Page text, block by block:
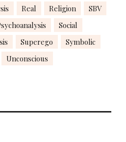
Real Religion
SBV
Social
Superego
Symbolic
Unconscious